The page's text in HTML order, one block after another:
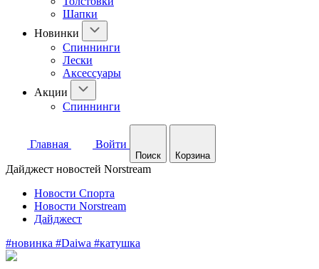
Шапки
Новинки
Спиннинги
Лески
Аксессуары
Акции
Спиннинги
Главная Войти
Поиск Корзина
Дайджест новостей Norstream
Новости Спорта
Новости Norstream
Дайджест
#новинка #Daiwa #катушка